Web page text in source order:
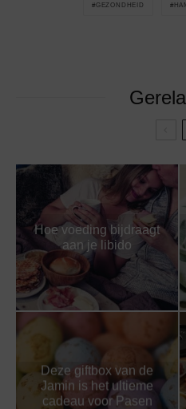
GEZONDHEID
Hoe voeding bijdraagt
aan je libido
Deze giftbox van de
Jamin is het ultieme
cadeau voor Pasen